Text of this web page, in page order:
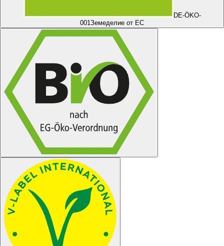
DE-ÖKO-
001Земеделие от ЕС